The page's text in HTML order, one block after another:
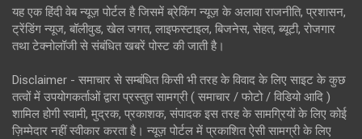
यह एक हिंदी वेब न्यूज़ पोर्टल है जिसमें ब्रेकिंग न्यूज़ के अलावा राजनीति, प्रशासन,
ट्रेंडिंग न्यूज, बॉलीवुड, खेल जगत, लाइफस्टाइल, बिजनेस, सेहत, ब्यूटी, रोजगार
तथा टेक्नोलॉजी से संबंधित खबरें पोस्ट की जाती है।
Disclaimer - समाचार से सम्बंधित किसी भी तरह के विवाद के लिए साइट के कुछ
तत्वों में उपयोगकर्ताओं द्वारा प्रस्तुत सामग्री ( समाचार / फोटो / विडियो आदि )
शामिल होगी स्वामी, मुद्रक, प्रकाशक, संपादक इस तरह के सामग्रियों के लिए कोई
ज़िम्मेदार नहीं स्वीकार करता है। न्यूज़ पोर्टल में प्रकाशित ऐसी सामग्री के लिए